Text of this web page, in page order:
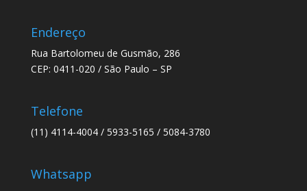
Endereço
Rua Bartolomeu de Gusmão, 286
CEP: 0411-020 / São Paulo – SP
Telefone
(11) 4114-4004 / 5933-5165 / 5084-3780
Whatsapp